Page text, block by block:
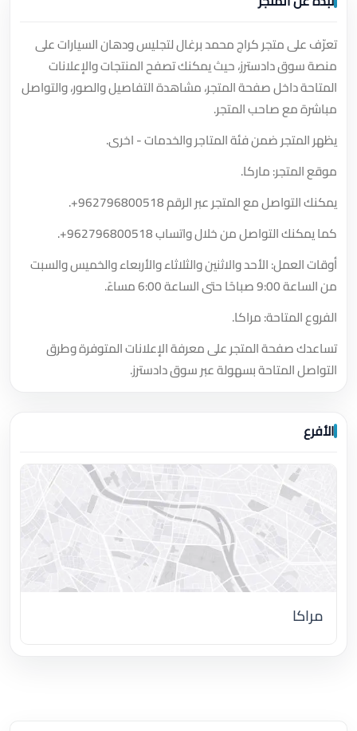
تعرّف على متجر كراج محمد برغال لتجليس ودهان السيارات على
منصة سوق دادسترز، حيث يمكنك تصفح المنتجات والإعلانات
المتاحة داخل صفحة المتجر، مشاهدة التفاصيل والصور، والتواصل
مباشرة مع صاحب المتجر.
يظهر المتجر ضمن فئة المتاجر والخدمات - اخرى.
موقع المتجر: ماركا.
يمكنك التواصل مع المتجر عبر الرقم+962796800518
.
كما يمكنك التواصل من خلال واتساب+962796800518
.
أوقات العمل: الأحد والاثنين والثلاثاء والأربعاء والخميس والسبت
من الساعة 9:00 صباحًا حتى الساعة 6:00 مساءً.
الفروع المتاحة: مراكا.
تساعدك صفحة المتجر على معرفة الإعلانات المتوفرة وطرق
التواصل المتاحة بسهولة عبر سوق دادسترز.
الأفرع
مراكا